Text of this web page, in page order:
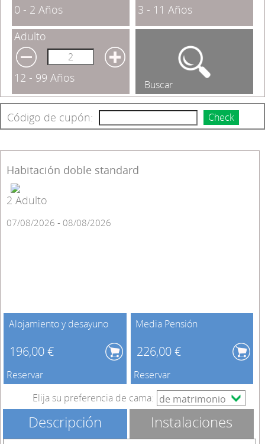
0 - 2 Años
3 - 11 Años
Adulto
12 - 99 Años Buscar
Código de cupón: Check
Habitación doble standard
2 Adulto
07/08/2026 - 08/08/2026
Alojamiento y desayuno
196,00 €
Reservar
Media Pensión
226,00 €
Reservar
Elija su preferencia de cama:
Descripción Instalaciones